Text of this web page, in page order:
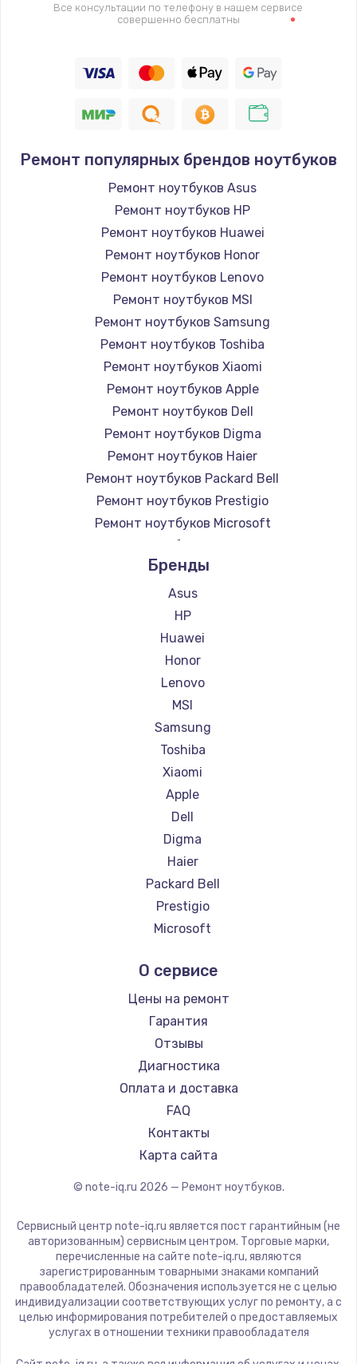
Все консультации по телефону в нашем сервисе
совершенно бесплатны
Ремонт популярных брендов ноутбуков
Ремонт ноутбуков Asus
Ремонт ноутбуков HP
Ремонт ноутбуков Huawei
Ремонт ноутбуков Honor
Ремонт ноутбуков Lenovo
Ремонт ноутбуков MSI
Ремонт ноутбуков Samsung
Ремонт ноутбуков Toshiba
Ремонт ноутбуков Xiaomi
Ремонт ноутбуков Apple
Ремонт ноутбуков Dell
Ремонт ноутбуков Digma
Ремонт ноутбуков Haier
Ремонт ноутбуков Packard Bell
Ремонт ноутбуков Prestigio
Ремонт ноутбуков Microsoft
Ремонт ноутбуков Alienware
Ремонт ноутбуков Aquarius
Ремонт ноутбуков Gigabyte
Ремонт ноутбуков Aorus
Ремонт ноутбуков Maibenben
Ремонт ноутбуков Getac
Ремонт ноутбуков Epson
Ремонт ноутбуков Philips
Ремонт ноутбуков LG
Ремонт ноутбуков Panasonic
Ремонт ноутбуков Irbis
Ремонт ноутбуков Thunderobot
Ремонт ноутбуков Hasee
Ремонт ноутбуков ZTE
Ремонт ноутбуков Hiper
Ремонт ноутбуков Evga
Ремонт ноутбуков Google
Ремонт ноутбуков Echips
Ремонт ноутбуков Predator
Ремонт ноутбуков iru
Ремонт ноутбуков Machenike
Ремонт ноутбуков DEXP
Ремонт ноутбуков Teclast
Ремонт ноутбуков CHUWI
Ремонт ноутбуков Colorful
Бренды
Asus
HP
Huawei
Honor
Lenovo
MSI
Samsung
Toshiba
Xiaomi
Apple
Dell
Digma
Haier
Packard Bell
Prestigio
Microsoft
Aquarius
Gigabyte
Aorus
Maibenben
Getac
Epson
Philips
LG
Panasonic
ZTE
Hiper
Evga
Google
Echips
О сервисе
Цены на ремонт
Гарантия
Отзывы
Диагностика
Оплата и доставка
FAQ
Контакты
Карта сайта
© note-iq.ru 2026 — Ремонт ноутбуков.
Сервисный центр note-iq.ru является пост гарантийным (не
авторизованным) сервисным центром. Торговые марки,
перечисленные на сайте note-iq.ru, являются
зарегистрированным товарными знаками компаний
правообладателей. Обозначения используется не с целью
индивидуализации соответствующих услуг по ремонту, а с
целью информирования потребителей о предоставляемых
услугах в отношении техники правообладателя